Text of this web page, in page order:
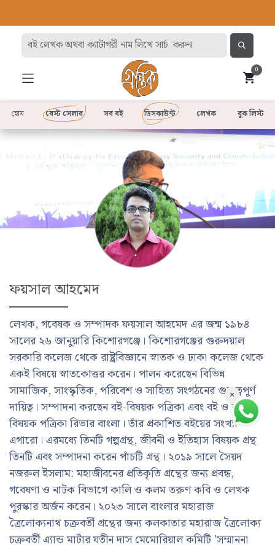
0
হোম বেস্ট সেলার সব বই লেখক
ডিসকাউন্ট বুক লিস্ট
ফয়সাল আহমেদ
লেখক, গবেষক ও সম্পাদক ফয়সাল আহমেদ এর জন্ম ১৯৮৪
সালের ২৬ জানুয়ারি কিশোরগঞ্জে। কিশোরগঞ্জের গুরুদয়াল
সরকারি কলেজ থেকে রাষ্ট্রবিজ্ঞানে স্নাতক ও ঢাকা কলেজ থেকে
একই বিষয়ে স্নাতকোত্তর করেন। পালন করেছেন বিভিন্ন
সামাজিক, সাংস্কৃতিক, পরিবেশ ও সাহিত্য সংগঠনের গুরুত্বপূর্ণ
দায়িত্ব। সম্পাদনা করছেন বই-বিষয়ক পত্রিকা এবং বই ও নদী-
বিষয়ক পত্রিকা রিভার বাংলা। তাঁর প্রকাশিত বইয়ের সংখ্যা
এগারো। এরমধ্যে তিনটি গল্পগ্রন্থ, জীবনী ও ইতিহাস বিষয়ক গ্রন্থ
তিনটি এবং সম্পাদনা করেন পাঁচটি গ্রন্থ। ২০১৯ সালে সৈয়দ
নজরুল ইসলাম: মহাজীবনের প্রতিকৃতি গ্রন্থের জন্য প্রবন্ধ,
গবেষণা ও নাটক বিভাগে কালি ও কলম তরুণ কবি ও লেখক
পুরস্কার অর্জন করেন। ২০২৩ সালে বাংলার মহারাজ
ত্রৈলোক্যনাথ চক্রবর্তী গ্রন্থের জন্য কলকাতার মহারাজ ত্রৈলোক্য
চক্রবর্তী এ্যান্ড মার্টার যতীন দাস মেমোরিয়াল কমিটি 'সম্মাননা
×